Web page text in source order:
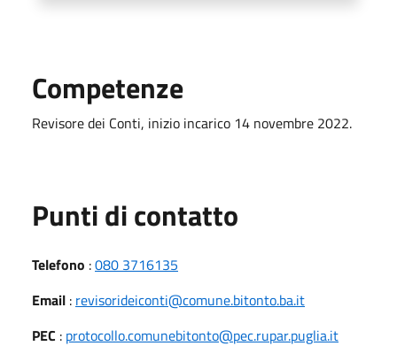
Competenze
Revisore dei Conti, inizio incarico 14 novembre 2022.
Punti di contatto
Telefono :080 3716135
Email : revisorideiconti@comune.bitonto.ba.it
PEC : protocollo.comunebitonto@pec.rupar.puglia.it